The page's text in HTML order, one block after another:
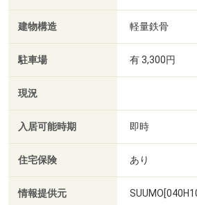
建物構造 軽量鉄骨
駐車場 有 3,300円
現況
入居可能時期 即時
住宅保険 あり
情報提供元